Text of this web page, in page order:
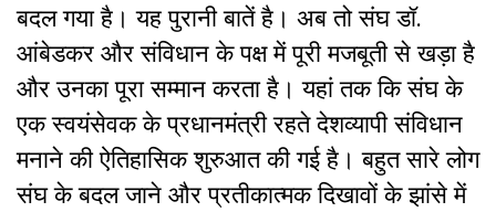
बदल गया है। यह पुरानी बातें है। अब तो संघ डॉ.
आंबेडकर और संविधान के पक्ष में पूरी मजबूती से खड़ा है
और उनका पूरा सम्मान करता है। यहां तक कि संघ के
एक स्वयंसेवक के प्रधानमंत्री रहते देशव्यापी संविधान
मनाने की ऐतिहासिक शुरुआत की गई है। बहुत सारे लोग
संघ के बदल जाने और प्रतीकात्मक दिखावों के झांसे में